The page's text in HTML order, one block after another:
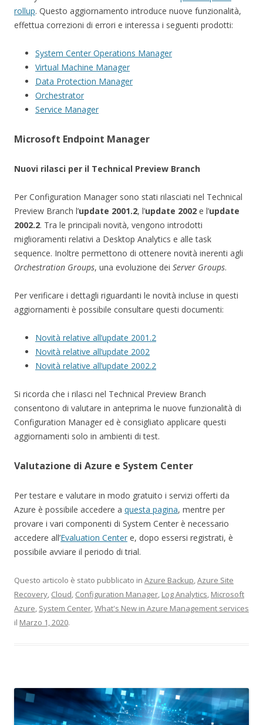
rollup. Questo aggiornamento introduce nuove funzionalità,
effettua correzioni di errori e interessa i seguenti prodotti:
System Center Operations Manager
Virtual Machine Manager
Data Protection Manager
Orchestrator
Service Manager
Microsoft Endpoint Manager
Nuovi rilasci per il Technical Preview Branch
Per Configuration Manager sono stati rilasciati nel Technical
Preview Branch l’update 2001.2, l’update 2002 e l’update
2002.2. Tra le principali novità, vengono introdotti
miglioramenti relativi a Desktop Analytics e alle task
sequence. Inoltre permettono di ottenere novità inerenti agli
Orchestration Groups, una evoluzione dei Server Groups.
Per verificare i dettagli riguardanti le novità incluse in questi
aggiornamenti è possibile consultare questi documenti:
Novità relative all’update 2001.2
Novità relative all’update 2002
Novità relative all’update 2002.2
Si ricorda che i rilasci nel Technical Preview Branch
consentono di valutare in anteprima le nuove funzionalità di
Configuration Manager ed è consigliato applicare questi
aggiornamenti solo in ambienti di test.
Valutazione di Azure e System Center
Per testare e valutare in modo gratuito i servizi offerti da
Azure è possibile accedere a questa pagina, mentre per
provare i vari componenti di System Center è necessario
accedere all’Evaluation Center e, dopo essersi registrati, è
possibile avviare il periodo di trial.
Questo articolo è stato pubblicato in Azure Backup,Azure Site
Recovery, Cloud, Configuration Manager, Log Analytics, Microsoft
Azure, System Center,What's New in Azure Management services
il Marzo 1, 2020.